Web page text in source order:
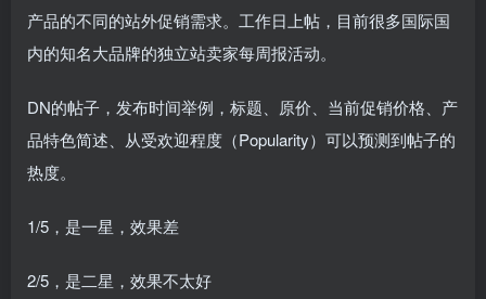
产品的不同的站外促销需求。工作日上帖，目前很多国际国
内的知名大品牌的独立站卖家每周报活动。
DN的帖子，发布时间举例，标题、原价、当前促销价格、产
品特色简述、从受欢迎程度（Popularity）可以预测到帖子的
热度。
1/5，是一星，效果差
2/5，是二星，效果不太好